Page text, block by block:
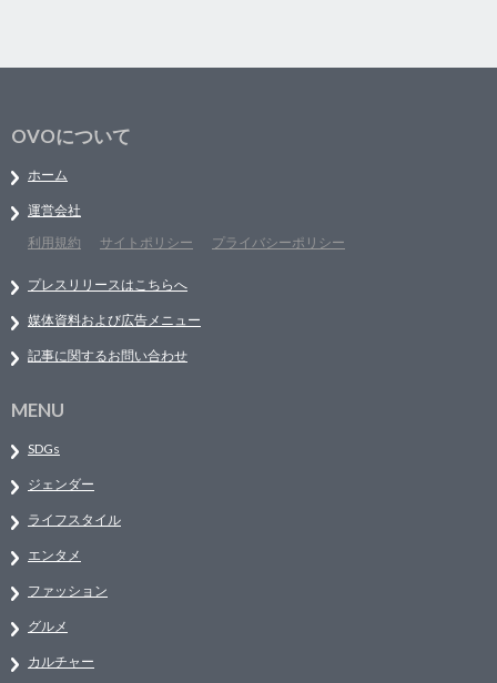
OVOについて
ホーム
運営会社
利用規約
サイトポリシー プライバシーポリシー
プレスリリースはこちらへ
媒体資料および広告メニュー
記事に関するお問い合わせ
MENU
SDGs
ジェンダー
ライフスタイル
エンタメ
ファッション
グルメ
カルチャー